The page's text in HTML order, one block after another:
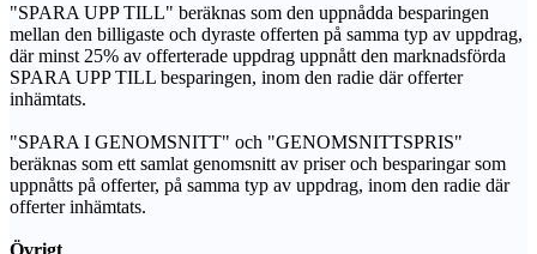
"SPARA UPP TILL" beräknas som den uppnådda besparingen
mellan den billigaste och dyraste offerten på samma typ av uppdrag,
där minst 25% av offerterade uppdrag uppnått den marknadsförda
SPARA UPP TILL besparingen, inom den radie där offerter
inhämtats.
"SPARA I GENOMSNITT" och "GENOMSNITTSPRIS"
beräknas som ett samlat genomsnitt av priser och besparingar som
uppnåtts på offerter, på samma typ av uppdrag, inom den radie där
offerter inhämtats.
Övrigt